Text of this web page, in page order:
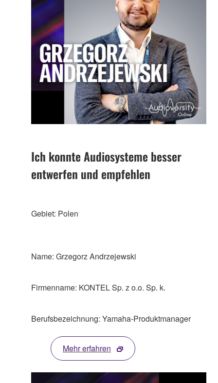
Ich konnte Audiosysteme besser
entwerfen und empfehlen
Gebiet: Polen
Name: Grzegorz Andrzejewski
Firmenname: KONTEL Sp. z o.o. Sp. k.
Berufsbezeichnung: Yamaha-Produktmanager
Mehr erfahren